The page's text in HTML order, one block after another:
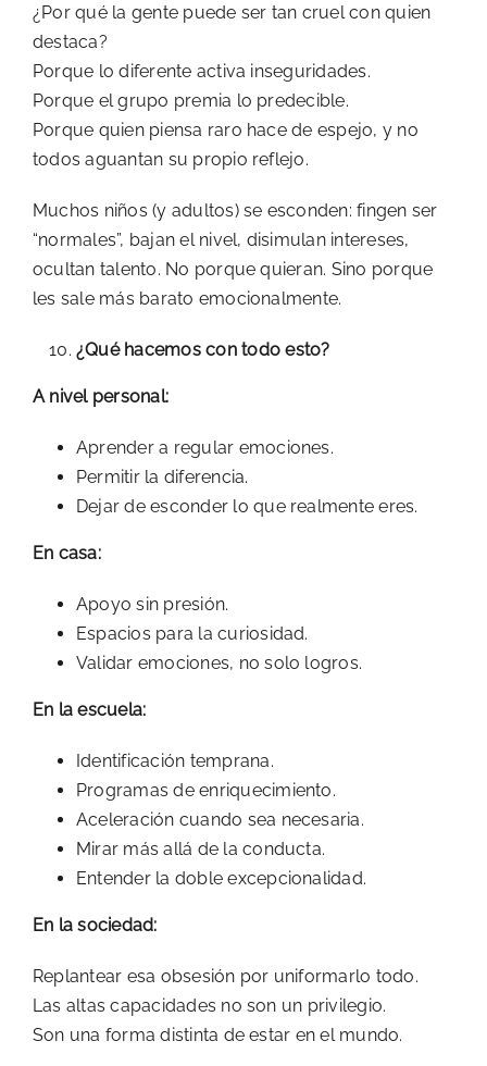
¿Por qué la gente puede ser tan cruel con quien
destaca?
Porque lo diferente activa inseguridades.
Porque el grupo premia lo predecible.
Porque quien piensa raro hace de espejo, y no
todos aguantan su propio reflejo.
Muchos niños (y adultos) se esconden: fingen ser
“normales”, bajan el nivel, disimulan intereses,
ocultan talento. No porque quieran. Sino porque
les sale más barato emocionalmente.
¿Qué hacemos con todo esto?
A nivel personal:
Aprender a regular emociones.
Permitir la diferencia.
Dejar de esconder lo que realmente eres.
En casa:
Apoyo sin presión.
Espacios para la curiosidad.
Validar emociones, no solo logros.
En la escuela:
Identificación temprana.
Programas de enriquecimiento.
Aceleración cuando sea necesaria.
Mirar más allá de la conducta.
Entender la doble excepcionalidad.
En la sociedad:
Replantear esa obsesión por uniformarlo todo.
Las altas capacidades no son un privilegio.
Son una forma distinta de estar en el mundo.